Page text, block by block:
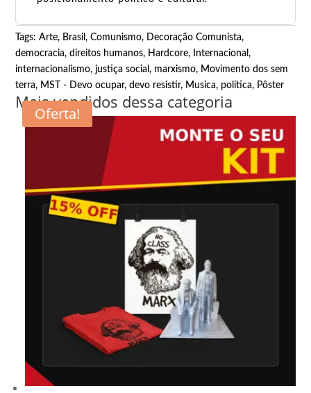
Tags:Arte, Brasil,Comunismo, Decoração Comunista,
democracia,direitos humanos, Hardcore, Internacional,
internacionalismo,justiça social, marxismo, Movimento dos sem
terra, MST - Devo ocupar, devo resistir, Musica, política, Pôster
Mais vendidos dessa categoria
Oferta!